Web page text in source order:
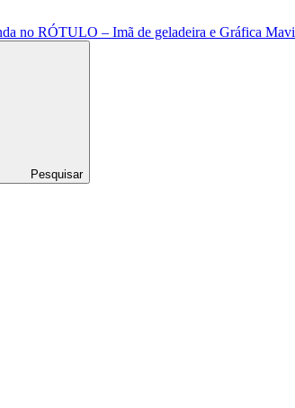
no RÓTULO – Imã de geladeira e Gráfica
Pesquisar